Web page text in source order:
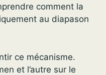
comment la
au diapason
ce mécanisme.
et l’autre sur le